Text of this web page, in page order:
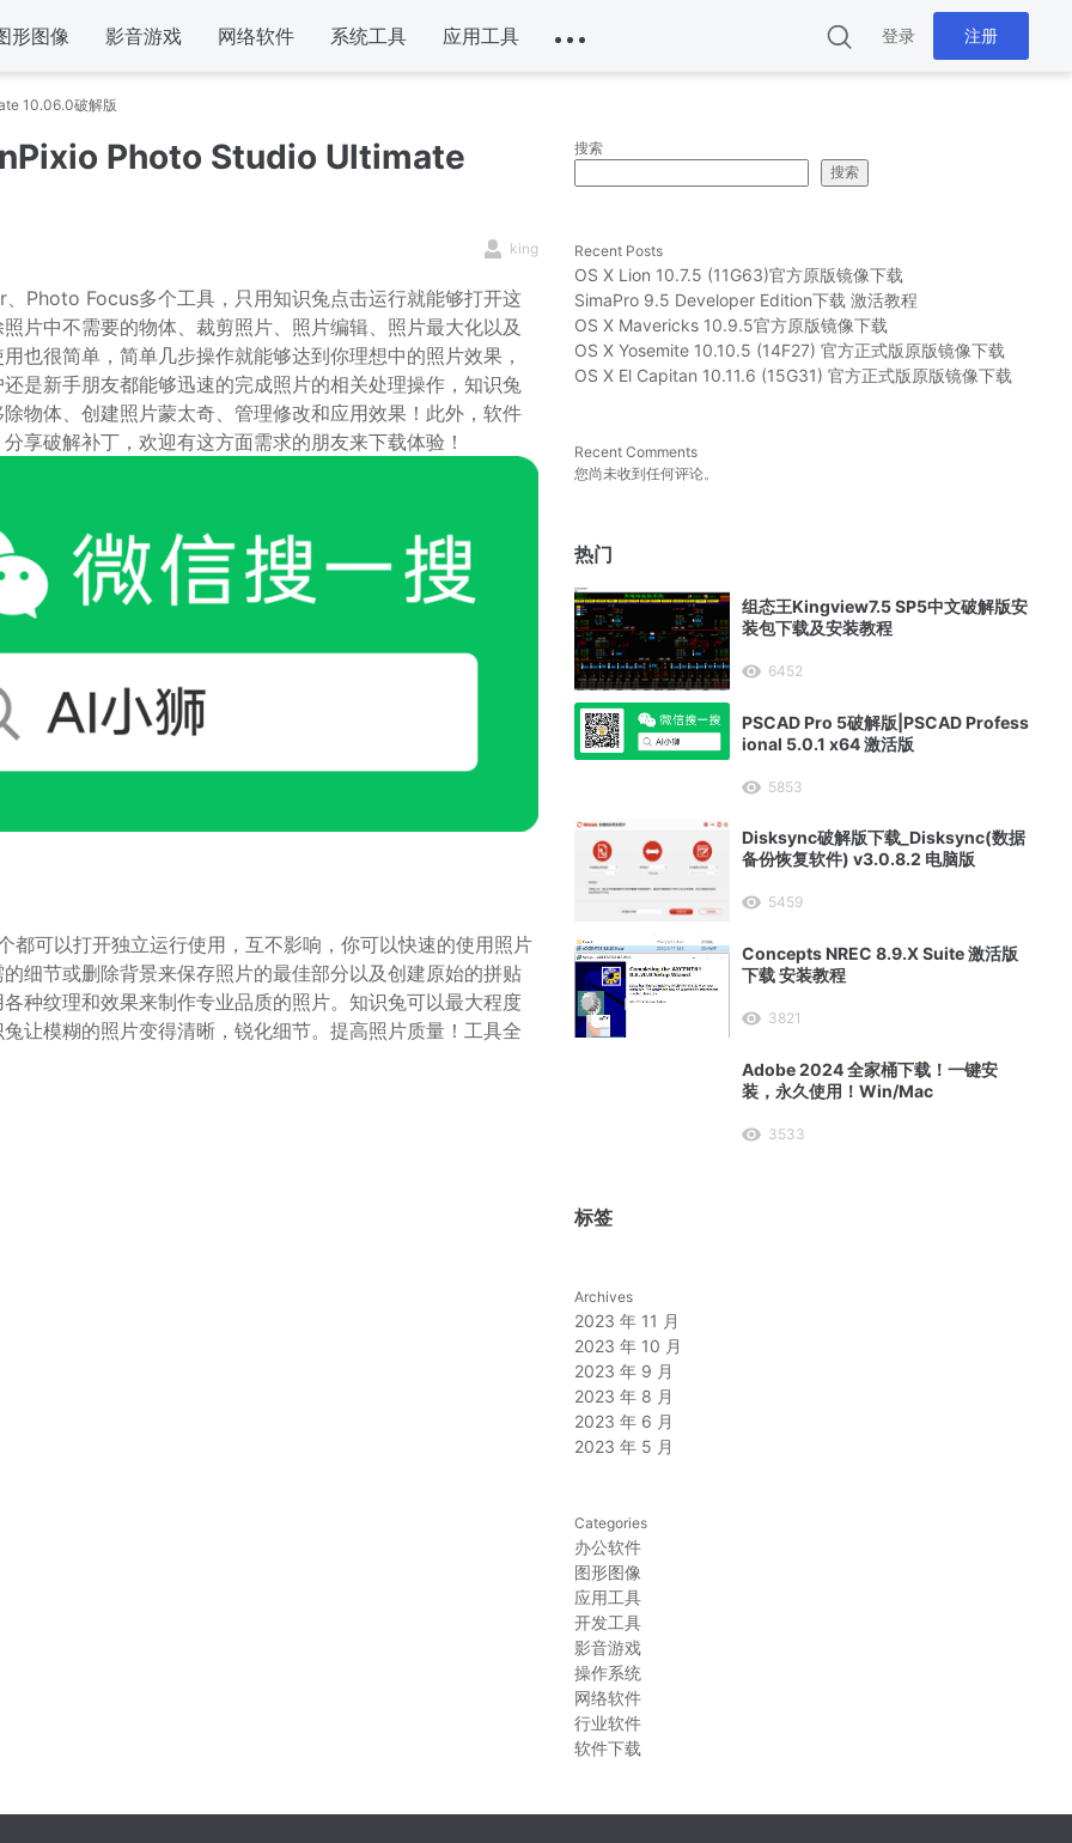
形图像 影音游戏 网络软件 系统工具 应用工具 登录 注册
10.06.0破解版
Photo Studio Ultimate
king
Focus多个工具，只用知识兔点击运行就能够打开这
片中不需要的物体、裁剪照片、照片编辑、照片最大化以及
也很简单，简单几步操作就能够达到你理想中的照片效果，
是新手朋友都能够迅速的完成照片的相关处理操作，知识兔
物体、创建照片蒙太奇、管理修改和应用效果！此外，软件
享破解补丁，欢迎有这方面需求的朋友来下载体验！
可以打开独立运行使用，互不影响，你可以快速的使用照片
细节或删除背景来保存照片的最佳部分以及创建原始的拼贴
种纹理和效果来制作专业品质的照片。知识兔可以最大程度
让模糊的照片变得清晰，锐化细节。提高照片质量！工具全
搜索
搜索
Recent Posts
OS X Lion 10.7.5 (11G63)官方原版镜像下载
SimaPro 9.5 Developer Edition下载 激活教程
OS X Mavericks 10.9.5官方原版镜像下载
OS X Yosemite 10.10.5 (14F27) 官方正式版原版镜像下载
OS X El Capitan 10.11.6 (15G31) 官方正式版原版镜像下载
Recent Comments
您尚未收到任何评论。
热门
组态王Kingview7.5 SP5中文破解版安
装包下载及安装教程
6452
PSCAD Pro 5破解版|PSCAD Profess
ional 5.0.1 x64 激活版
5853
Disksync破解版下载_Disksync(数据
备份恢复软件) v3.0.8.2 电脑版
5459
Concepts NREC 8.9.X Suite 激活版
下载 安装教程
3821
Adobe 2024 全家桶下载！一键安
装，永久使用！Win/Mac
3533
标签
Archives
2023 年 11 月
2023 年 10 月
2023 年 9 月
2023 年 8 月
2023 年 6 月
2023 年 5 月
Categories
办公软件
图形图像
应用工具
开发工具
影音游戏
操作系统
网络软件
行业软件
软件下载